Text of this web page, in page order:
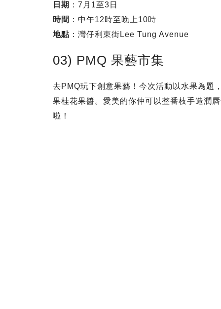
日期 ：7月1至3日
時間 ：中午12時至晚上10時
地點 ：灣仔利東街Lee Tung Avenue
03) PMQ 果藝市集
去PMQ玩下創意果藝！今次活動以水果為題
果桂花果醬。愛美的你仲可以整番枝手造潤
啦！